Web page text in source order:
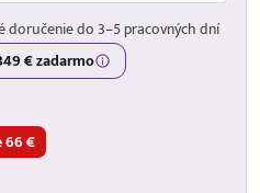
doručenie do 3–5 pracovných dní
€ zadarmo
66 €